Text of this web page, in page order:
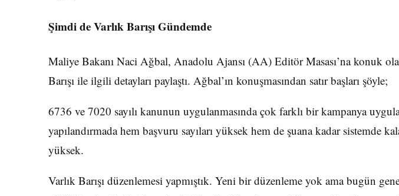
Şimdi de Varlık Barışı Gündemde
Maliye Bakanı Naci Ağbal, Anadolu Ajansı (AA) Editör Masası’na konuk
Barışı ile ilgili detayları paylaştı. Ağbal’ın konuşmasından satır başları şöyle;
6736 ve 7020 sayılı kanunun uygulanmasında çok farklı bir kampanya
yapılandırmada hem başvuru sayıları yüksek hem de şuana kadar sistemde
yüksek.
Varlık Barışı düzenlemesi yapmıştık. Yeni bir düzenleme yok ama bugün